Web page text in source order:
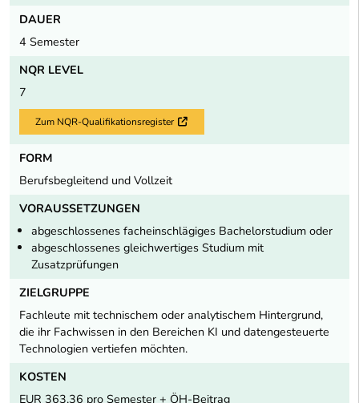
DAUER
4 Semester
NQR LEVEL
7
Zum NQR-Qualifikationsregister Externer Link
FORM
Berufsbegleitend und Vollzeit
VORAUSSETZUNGEN
abgeschlossenes facheinschlägiges Bachelorstudium oder
abgeschlossenes gleichwertiges Studium mit
Zusatzprüfungen
ZIELGRUPPE
Fachleute mit technischem oder analytischem Hintergrund,
die ihr Fachwissen in den Bereichen KI und datengesteuerte
Technologien vertiefen möchten.
KOSTEN
EUR 363,36 pro Semester + ÖH-Beitrag